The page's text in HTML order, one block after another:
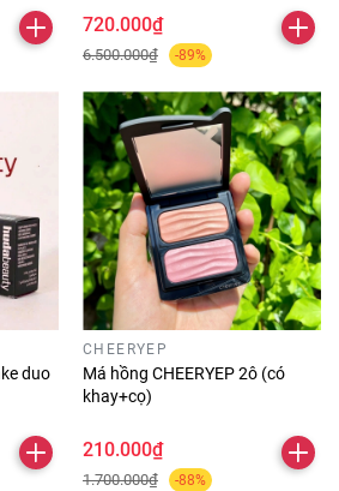
720.000₫
6.500.000₫ -89%
duo
CHEERYEP
Má hồng CHEERYEP 2ô (có
khay+cọ)
210.000₫
1.700.000₫ -88%